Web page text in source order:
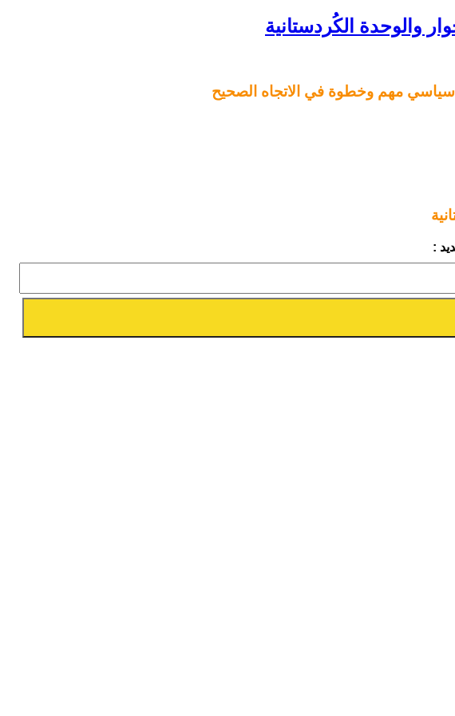
سياسي مهم وخطوة في الاتجاه الصحيح
: